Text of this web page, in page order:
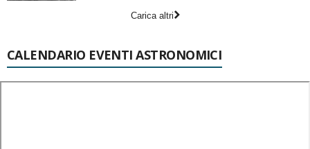
Carica altri
CALENDARIO EVENTI ASTRONOMICI